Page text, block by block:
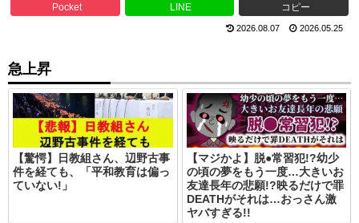
Pocket LINE コピー
2026.08.07 2026.05.25
急上昇
【驚愕】日教組さん、辺野古事
件を経ても、「平和教育は偏っ
ていない!」
【マジかよ】脱●常習犯!?幼少
の頃の夢をもう一度…大きいお
友達長年の悲願!?映るだけで罪
DEATHがそれは…おっさん激
ヤバすぎる!!